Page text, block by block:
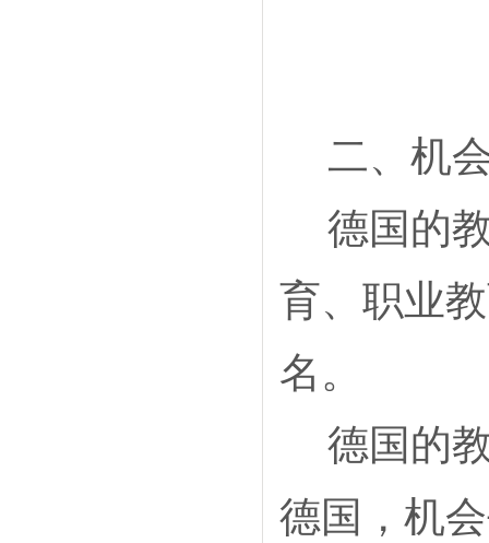
二、机
德国的教
育、职业
名。
德国的教
德国，机